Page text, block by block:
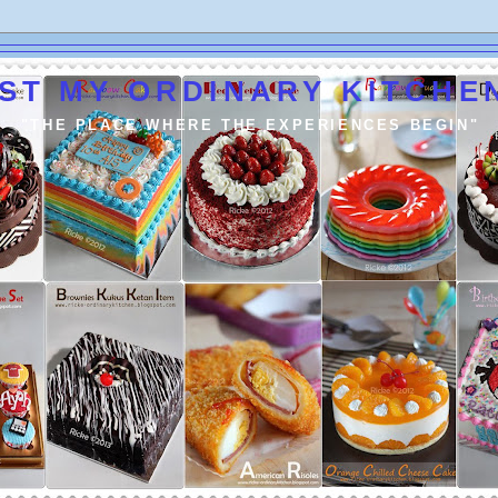
MY ORDINARY
"THE PLACE WHERE THE EXPERIENCES BEGIN"